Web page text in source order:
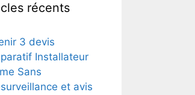
récents
3 devis
Installateur
Sans
et avis